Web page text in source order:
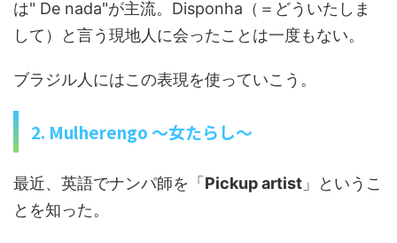
は" De nada"が主流。Disponha（＝どういたしま
して）と言う現地人に会ったことは一度もない。
ブラジル人にはこの表現を使っていこう。
2. Mulherengo 〜女たらし〜
最近、英語でナンパ師を「Pickup artist 」というこ
とを知った。